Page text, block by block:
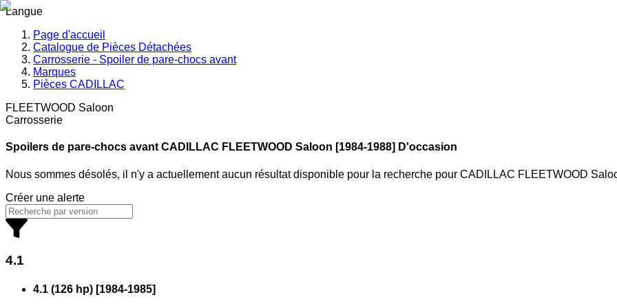
Langue
Page d'accueil
Catalogue de Pièces Détachées
Carrosserie - Spoiler de pare-chocs avant
Marques
Pièces CADILLAC
FLEETWOOD Saloon
Carrosserie
Spoilers de pare-chocs avant CADILLAC FLEETWOOD Saloon [1984-1988] D'occasion
Nous sommes désolés, il n'y a actuellement aucun résultat disponible pour la recherche pour CADILLAC FLEETWOOD
Créer une alerte
4.1
4.1 (126 hp) [1984-1985]